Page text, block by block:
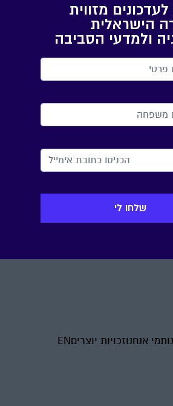
מזווית
הישראלית
ולמדעי הסביבה
מי אנחנוזכויות יוצריםEN